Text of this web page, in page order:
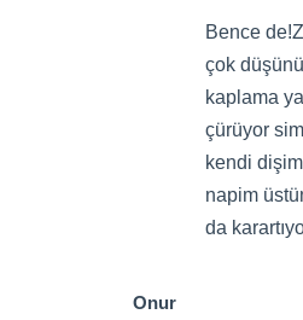
Bence
çok
kaplama
çürüyor
kendi
napim
da
Onur